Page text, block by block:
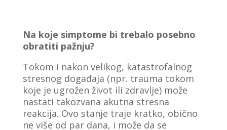
Na koje simptome bi trebalo posebno
obratiti pažnju?
Tokom i nakon velikog, katastrofalnog
stresnog događaja (npr. trauma tokom
koje je ugrožen život ili zdravlje) može
nastati takozvana akutna stresna
reakcija. Ovo stanje traje kratko, obično
ne više od par dana, i može da se